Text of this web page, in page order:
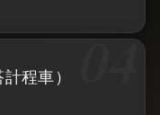
程車）